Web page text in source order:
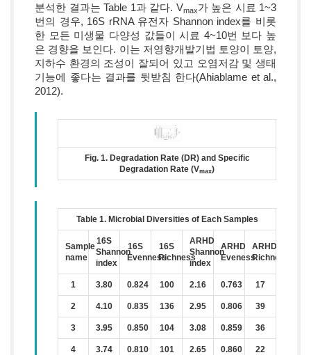
분석한 결과는 Table 1과 같다. Vmax가 높은 시료 1~3
번의 경우, 16S rRNA 유전자 Shannon index를 비롯
한 모든 미생물 다양성 값들이 시료 4~10번 보다 높
은 경향을 보인다. 이는 저영향개발기법 토양이 토양,
지하수 환경의 조성이 잘되어 있고 오염저감 및 생태
기능에 좋다는 결과를 뒷받침 한다(Ahiablame et al.,
2012).
Fig. 1. Degradation Rate (DR) and Specific
Degradation Rate (Vmax)
Table 1. Microbial Diversities of Each Samples
Sample
name
16S
Shannon
index
16S
Evenness
16S
Richness
ARHD
Shannon
index
ARHD
Eveness
ARHD
Richness
1 3.80 0.824 100 2.16 0.763 17
2 4.10 0.835 136 2.95 0.806 39
3 3.95 0.850 104 3.08 0.859 36
4 3.74 0.810 101 2.65 0.860 22